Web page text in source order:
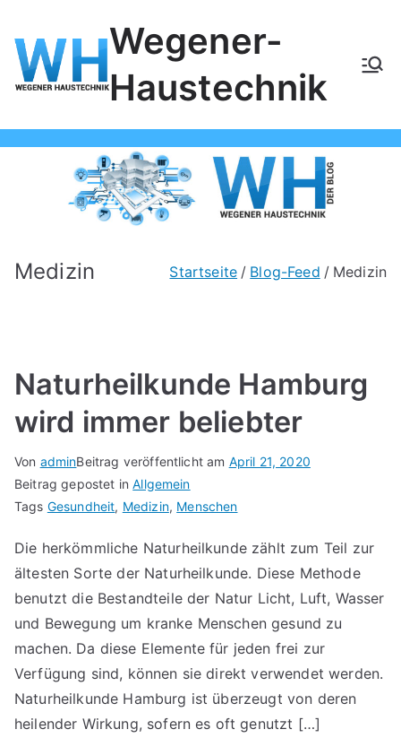
Inhalt
springen
Wegener-
Haustechnik
Medizin Startseite Blog-Feed Medizin
Naturheilkunde Hamburg
wird immer beliebter
Von adminBeitrag veröffentlicht am April 21, 2020
Beitrag gepostet inAllgemein
Tags Gesundheit, Medizin, Menschen
Die herkömmliche Naturheilkunde zählt zum Teil zur
ältesten Sorte der Naturheilkunde. Diese Methode
benutzt die Bestandteile der Natur Licht, Luft, Wasser
und Bewegung um kranke Menschen gesund zu
machen. Da diese Elemente für jeden frei zur
Verfügung sind, können sie direkt verwendet werden.
Naturheilkunde Hamburg ist überzeugt von deren
heilender Wirkung, sofern es oft genutzt […]